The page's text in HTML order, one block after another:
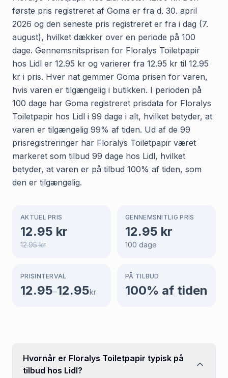
første pris registreret af Goma er fra d. 30. april
2026 og den seneste pris registreret er fra i dag (7.
august), hvilket dækker over en periode på 100
dage. Gennemsnitsprisen for Floralys Toiletpapir
hos Lidl er 12.95 kr og varierer fra 12.95 kr til 12.95
kr i pris. Hver nat gemmer Goma prisen for varen,
hvis varen er tilgængelig i butikken. I perioden på
100 dage har Goma registreret prisdata for Floralys
Toiletpapir hos Lidl i 99 dage i alt, hvilket betyder, at
varen er tilgængelig 99% af tiden. Ud af de 99
prisregistreringer har Floralys Toiletpapir været
markeret som tilbud 99 dage hos Lidl, hvilket
betyder, at varen er på tilbud 100% af tiden, som
den er tilgængelig.
AKTUEL PRIS
12.95 kr
12.95kr
GENNEMSNITLIG PRIS
12.95 kr
100 dage
PRISINTERVAL
12.95–12.95kr
PÅ TILBUD
100% af tiden
Hvornår er Floralys Toiletpapir typisk på
tilbud hos Lidl?